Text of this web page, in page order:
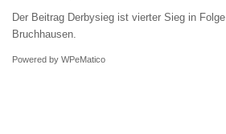
Der Beitrag Derbysieg ist vierter Sieg in Folge
Bruchhausen.
Powered by WPeMatico